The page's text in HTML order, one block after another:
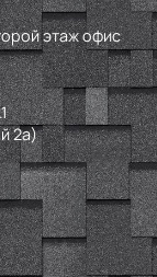
этаж офис
2а)